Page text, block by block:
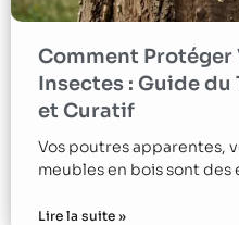
Comment Protéger
Insectes : Guide
et Curatif
Vos poutres apparentes,
meubles en bois sont
Lire la suite »